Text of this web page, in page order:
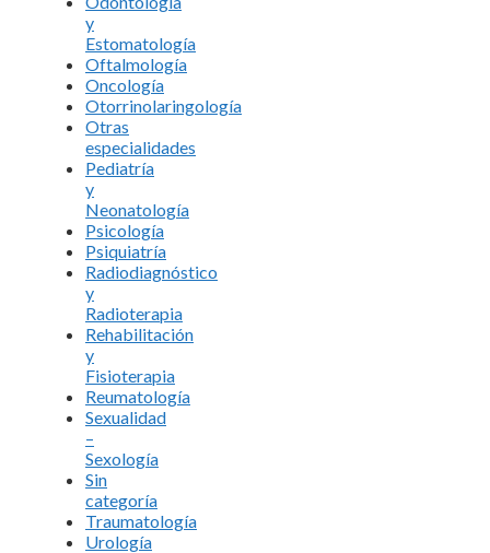
y
Estomatología
Oftalmología
Oncología
Otorrinolaringología
Otras
especialidades
Pediatría
y
Neonatología
Psicología
Psiquiatría
Radiodiagnóstico
y
Radioterapia
Rehabilitación
y
Fisioterapia
Reumatología
Sexualidad
–
Sexología
Sin
categoría
Traumatología
Urología